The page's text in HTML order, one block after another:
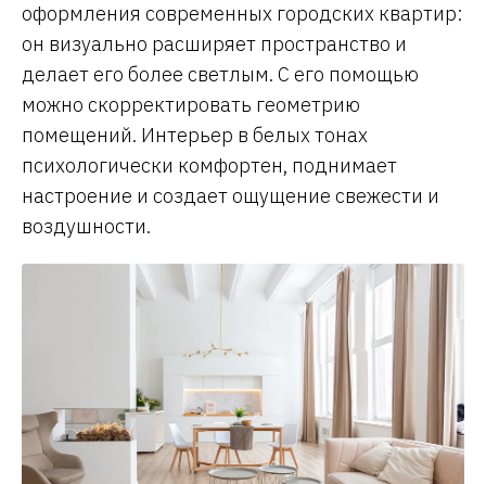
оформления современных городских квартир:
он визуально расширяет пространство и
делает его более светлым. С его помощью
можно скорректировать геометрию
помещений. Интерьер в белых тонах
психологически комфортен, поднимает
настроение и создает ощущение свежести и
воздушности.